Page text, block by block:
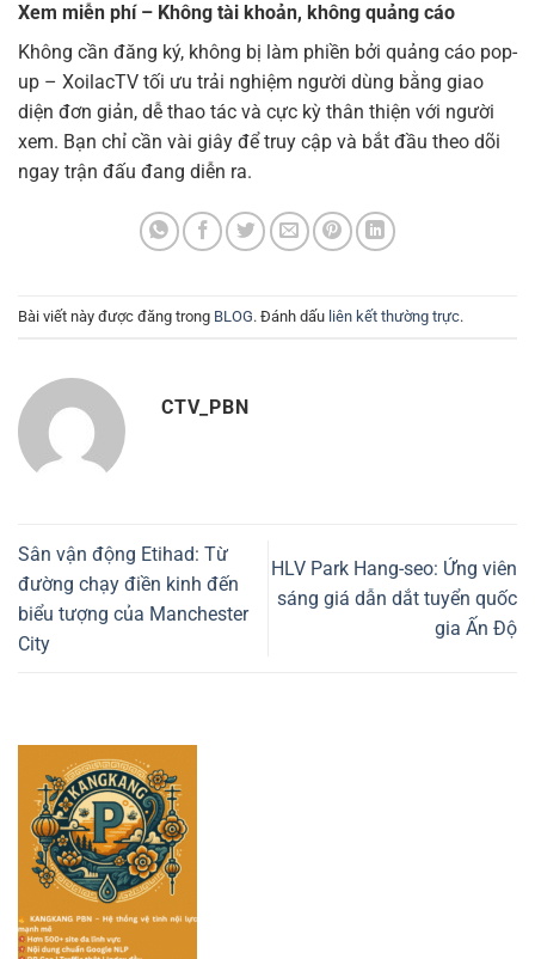
Xem miễn phí – Không tài khoản, không quảng cáo
Không cần đăng ký, không bị làm phiền bởi quảng cáo pop-
up – XoilacTV tối ưu trải nghiệm người dùng bằng giao
diện đơn giản, dễ thao tác và cực kỳ thân thiện với người
xem. Bạn chỉ cần vài giây để truy cập và bắt đầu theo dõi
ngay trận đấu đang diễn ra.
Bài viết này được đăng trong BLOG. Đánh dấu liên kết thường trực.
CTV_PBN
Sân vận động Etihad: Từ
đường chạy điền kinh đến
biểu tượng của Manchester
City
HLV Park Hang-seo: Ứng viên
sáng giá dẫn dắt tuyển quốc
gia Ấn Độ